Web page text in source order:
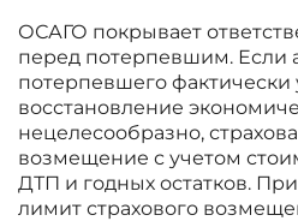
ОСАГО покрывает
перед потерпевшим. Если
потерпевшего
восстановление
нецелесообразно,
возмещение с учетом
ДТП и годных остатков.
лимит страхового